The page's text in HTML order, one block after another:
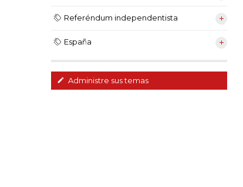
Referéndum independentista
España
Administre sus temas